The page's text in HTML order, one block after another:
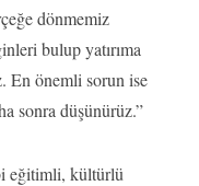
dönmemiz
bulup yatırıma
En önemli sorun ise
sonra düşünürüz.”
eğitimli, kültürlü